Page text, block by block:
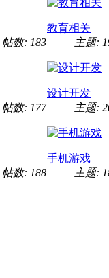
帖数: 183
教育相关
主题:
帖数: 177
设计开发
主题:
帖数: 188
手机游戏
主题: